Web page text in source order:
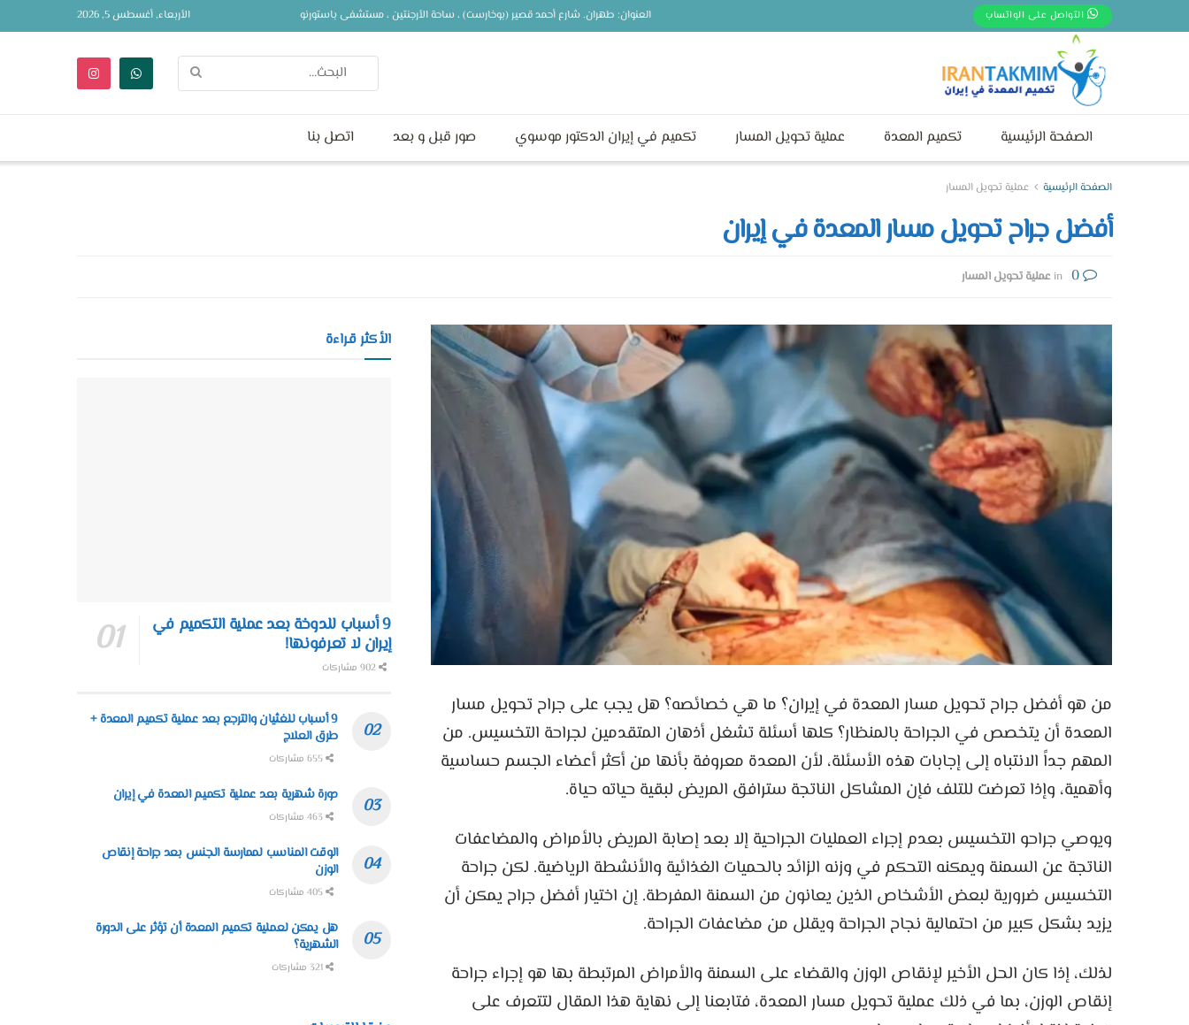
التواصل على الواتساب العنوان: طهران. شارع أحمد قصير (بوخارست) ، ساحة الأرجنتين ، مستشفى باستورنو الأربعاء, أغسطس 5, 2026
الصفحة الرئيسية تكميم المعدة عملية تحويل المسار تكميم في إيران الدكتور موسوي صور قبل و بعد اتصل بنا
الصفحة الرئيسية عملية تحويل المسار
أفضل جراح تحويل مسار المعدة في إيران
in عملية تحويل المسار
من هو أفضل جراح تحويل مسار المعدة في إيران؟ ما هي خصائصه؟ هل يجب على جراح تحويل مسار
المعدة أن يتخصص في الجراحة بالمنظار؟ كلها أسئلة تشغل أذهان المتقدمين لجراحة التخسيس. من
المهم جداً الانتباه إلى إجابات هذه الأسئلة، لأن المعدة معروفة بأنها من أكثر أعضاء الجسم حساسية
وأهمية، وإذا تعرضت للتلف فإن المشاكل الناتجة سترافق المريض لبقية حياته حياة.
ويوصي جراحو التخسيس بعدم إجراء العمليات الجراحية إلا بعد إصابة المريض بالأمراض والمضاعفات
الناتجة عن السمنة ويمكنه التحكم في وزنه الزائد بالحميات الغذائية والأنشطة الرياضية. لكن جراحة
التخسيس ضرورية لبعض الأشخاص الذين يعانون من السمنة المفرطة. إن اختيار أفضل جراح يمكن أن
يزيد بشكل كبير من احتمالية نجاح الجراحة ويقلل من مضاعفات الجراحة.
لذلك، إذا كان الحل الأخير لإنقاص الوزن والقضاء على السمنة والأمراض المرتبطة بها هو إجراء جراحة
إنقاص الوزن، بما في ذلك عملية تحويل مسار المعدة، فتابعنا إلى نهاية هذا المقال لتتعرف على
الأكثر قراءة
9 أسباب للدوخة بعد عملية التكميم في
إيران لا تعرفونها!
9 أسباب للغثيان والترجع بعد عملية تكميم المعدة +
طرق العلاج
دورة شهرية بعد عملية تكميم المعدة في إيران
الوقت المناسب لممارسة الجنس بعد جراحة إنقاص
الوزن
هل يمكن لعملية تكميم المعدة أن تؤثر على الدورة
الشهرية؟